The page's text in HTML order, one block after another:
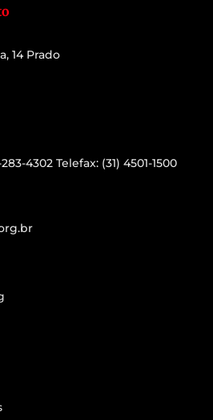
14 Prado
4302 Telefax: (31) 4501-1500